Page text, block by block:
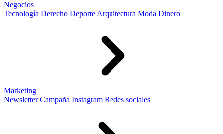
Negocios
Tecnología Derecho Deporte Arquitectura Moda Dinero
Marketing
Newsletter Campaña Instagram Redes sociales